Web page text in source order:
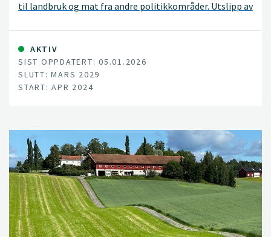
til landbruk og mat fra andre politikkområder. Utslipp av
og biologisk mangfold må stanses, og nye
kostholdsanbefalinger forventes å flytte kostholdet
mot mindre kjøttforbruk og -produksjon.
AKTIV
SIST OPPDATERT: 05.01.2026
SLUTT: MARS 2029
START: APR 2024